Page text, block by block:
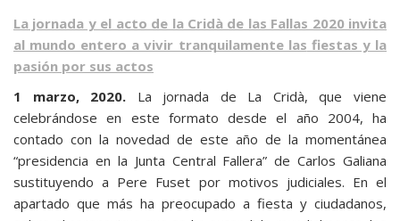
La jornada y el acto de la Cridà de las Fallas 2020 invita
al mundo entero a vivir tranquilamente las fiestas y la
pasión por sus actos
1 marzo, 2020. La jornada de La Cridà, que viene
celebrándose en este formato desde el año 2004, ha
contado con la novedad de este año de la momentánea
“presidencia en la Junta Central Fallera” de Carlos Galiana
sustituyendo a Pere Fuset por motivos judiciales. En el
apartado que más ha preocupado a fiesta y ciudadanos,